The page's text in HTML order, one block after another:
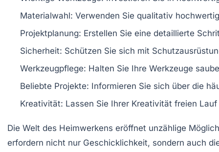
Materialwahl: Verwenden Sie qualitativ
Projektplanung: Erstellen Sie eine detaillierte
Sicherheit: Schützen Sie sich mit
Werkzeugpflege: Halten Sie Ihre Werkzeuge
Beliebte Projekte: Informieren Sie sich über die
Kreativität: Lassen Sie Ihrer Kreativität freien
Die Welt des Heimwerkens eröffnet unzählige
erfordern nicht nur Geschicklichkeit, sondern auch